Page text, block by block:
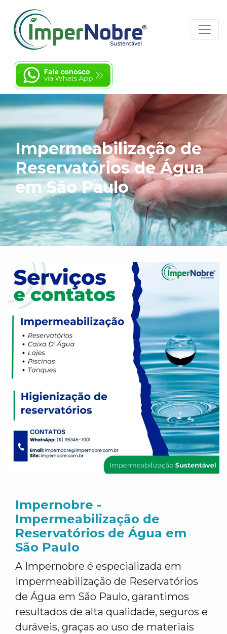
Impermeabilização de
Reservatórios de Água
em São Paulo
Impernobre -
Impermeabilização de
Reservatórios de Água em
São Paulo
A Impernobre é especializada em
Impermeabilização de Reservatórios
de Água em São Paulo, garantimos
resultados de alta qualidade, seguros e
duráveis, graças ao uso de materiais